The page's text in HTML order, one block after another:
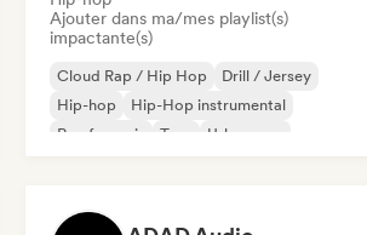
Ajouter dans ma/mes playlist(s)
impactante(s)
Cloud Rap / Hip Hop
Drill / Jersey
Hip-hop
Hip-Hop instrumental
Rap francais
Trap
Urban pop